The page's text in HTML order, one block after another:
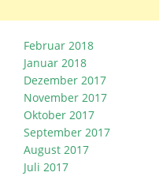
Februar 2018
Januar 2018
Dezember 2017
November 2017
Oktober 2017
September 2017
August 2017
Juli 2017